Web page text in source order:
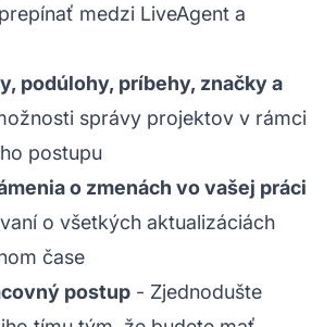
medzi LiveAgent a
podúlohy, príbehy, značky a
správy projektov v rámci
postupu
o zmenách vo vašej práci
o všetkých aktualizáciách
čase
postup - Zjednodušte